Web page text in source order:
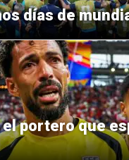
días de
portero que